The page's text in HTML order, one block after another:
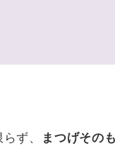
ず、 まつげその